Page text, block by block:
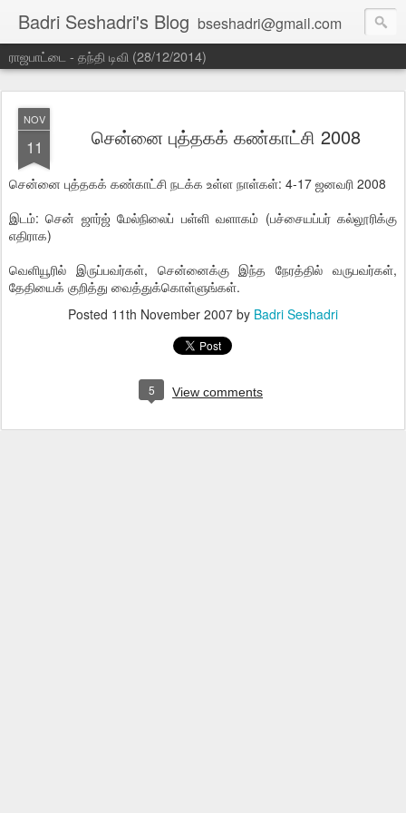
Badri Seshadri's Blog bseshadri@gmail.com
ராஜபாட்டை - தந்தி டிவி (28/12/2014)
NOV
11 சென்னை புத்தகக் கண்காட்சி 2008
சென்னை புத்தகக் கண்காட்சி நடக்க உள்ள நாள்கள்: 4-17 ஜனவரி 2008
இடம்: சென் ஜார்ஜ் மேல்நிலைப் பள்ளி வளாகம் (பச்சையப்பர் கல்லூரிக்கு
எதிராக)
வெளியூரில் இருப்பவர்கள், சென்னைக்கு இந்த நேரத்தில் வருபவர்கள்,
தேதியைக் குறித்து வைத்துக்கொள்ளுங்கள்.
Posted 11th November 2007 by Badri Seshadri
5 View comments